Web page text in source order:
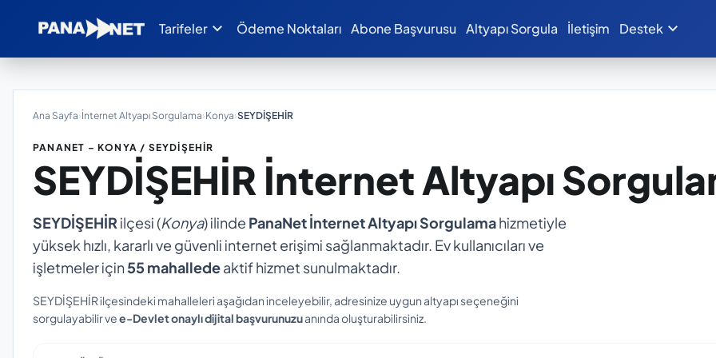
Tarifeler expand_more Ödeme Noktaları Abone Başvurusu Altyapı Sorgula İletişim Destek expand_more
Ana Sayfa›İnternet Altyapı Sorgulama›Konya›SEYDİŞEHİR
PANANET – KONYA / SEYDİŞEHİR
SEYDİŞEHİR İnternet Altyapı
SEYDİŞEHİR ilçesi (Konya) ilinde PanaNet İnternet Altyapı Sorgulamahizmetiyle
yüksek hızlı, kararlı ve güvenli internet erişimi sağlanmaktadır. Ev kullanıcıları ve
işletmeler için55 mahalledeaktif hizmet sunulmaktadır.
SEYDİŞEHİR ilçesindeki mahalleleri aşağıdan inceleyebilir, adresinize uygun altyapı seçeneğini
sorgulayabilir vee-Devlet onaylı dijital başvurunuzuanında oluşturabilirsiniz.